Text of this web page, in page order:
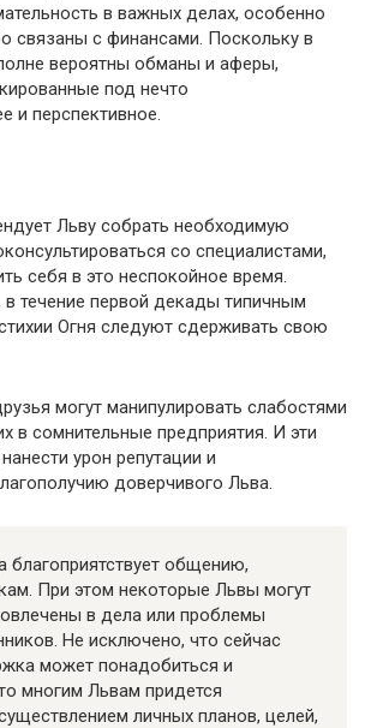
в важных делах, особенно
связаны с финансами. Поскольку в
вероятны обманы и аферы,
под нечто
перспективное.
Льву собрать необходимую
со специалистами,
себя в это неспокойное время.
течение первой декады типичным
Огня следуют сдерживать свою
могут манипулировать слабостями
в сомнительные предприятия. И эти
урон репутации и
доверчивого Льва.
благоприятствует общению,
При этом некоторые Львы могут
в дела или проблемы
Не исключено, что сейчас
может понадобиться и
многим Львам придется
личных планов, целей,